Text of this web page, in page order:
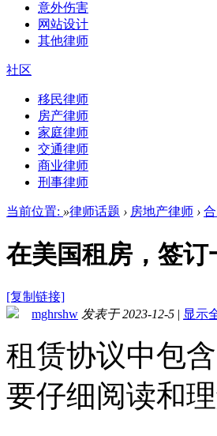
意外伤害
网站设计
其他律师
社区
移民律师
房产律师
家庭律师
交通律师
商业律师
刑事律师
当前位置: »律师话题 › 房地产律师 ›
在美国租房，签
[复制链接]
mghrshw 发表于 2023-12-5 | 显示
租赁协议中包
要仔细阅读和理